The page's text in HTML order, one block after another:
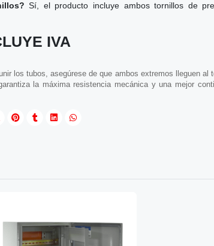
Sí, el producto incluye ambos tornillos de
IVA
los tubos, asegúrese de que ambos extremos lleguen al
la máxima resistencia mecánica y una mejor